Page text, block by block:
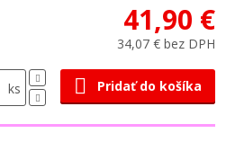
41,90 €
34,07 € bez DPH
ks Pridať do košíka